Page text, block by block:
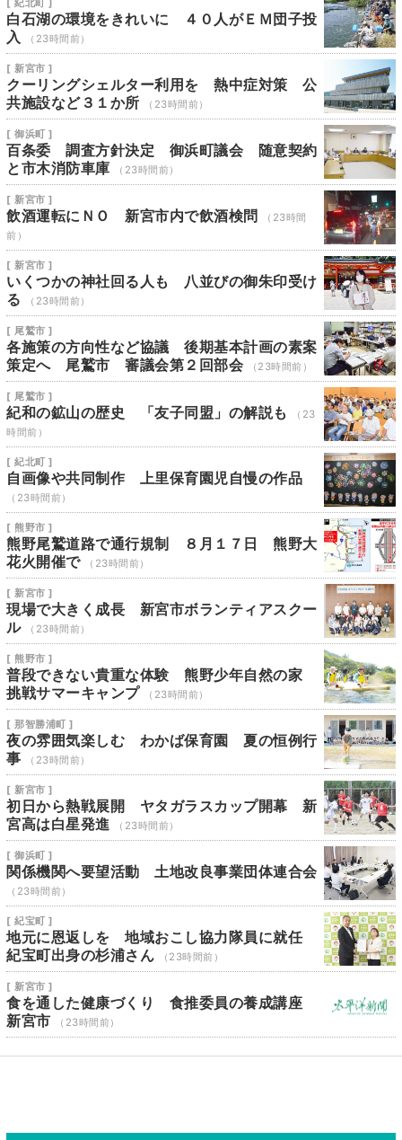
[ 紀北町 ]
白石湖の環境をきれいに ４０人がＥＭ団子投
入
（23時間前）
[ 新宮市 ]
クーリングシェルター利用を 熱中症対策 公
共施設など３１か所
（23時間前）
[ 御浜町 ]
百条委 調査方針決定 御浜町議会 随意契約
と市木消防車庫
（23時間前）
[ 新宮市 ]
飲酒運転にＮＯ 新宮市内で飲酒検問
（23時間
前）
[ 新宮市 ]
いくつかの神社回る人も 八並びの御朱印受け
る
（23時間前）
[ 尾鷲市 ]
各施策の方向性など協議 後期基本計画の素案
策定へ 尾鷲市 審議会第２回部会
（23時間前）
[ 尾鷲市 ]
紀和の鉱山の歴史 「友子同盟」の解説も
（23
時間前）
[ 紀北町 ]
自画像や共同制作 上里保育園児自慢の作品
（23時間前）
[ 熊野市 ]
熊野尾鷲道路で通行規制 ８月１７日 熊野大
花火開催で
（23時間前）
[ 新宮市 ]
現場で大きく成長 新宮市ボランティアスクー
ル
（23時間前）
[ 熊野市 ]
普段できない貴重な体験 熊野少年自然の家
挑戦サマーキャンプ
（23時間前）
[ 那智勝浦町 ]
夜の雰囲気楽しむ わかば保育園 夏の恒例行
事
（23時間前）
[ 新宮市 ]
初日から熱戦展開 ヤタガラスカップ開幕 新
宮高は白星発進
（23時間前）
[ 御浜町 ]
関係機関へ要望活動 土地改良事業団体連合会
（23時間前）
[ 紀宝町 ]
地元に恩返しを 地域おこし協力隊員に就任
紀宝町出身の杉浦さん
（23時間前）
[ 新宮市 ]
食を通した健康づくり 食推委員の養成講座
新宮市
（23時間前）